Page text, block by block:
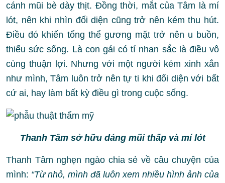
cánh mũi bè dày thịt. Đồng thời, mắt của Tâm là mí
lót, nên khi nhìn đối diện cũng trở nên kém thu hút.
Điều đó khiến tổng thể gương mặt trở nên u buồn,
thiếu sức sống. Là con gái có tí nhan sắc là điều vô
cùng thuận lợi. Nhưng với một người kém xinh xắn
như mình, Tâm luôn trở nên tự ti khi đối diện với bất
cứ ai, hay làm bất kỳ điều gì trong cuộc sống.
Thanh Tâm sở hữu dáng mũi thấp và mí lót
Thanh Tâm nghẹn ngào chia sẻ về câu chuyện của
mình: “Từ nhỏ, mình đã luôn xem nhiều hình ảnh của